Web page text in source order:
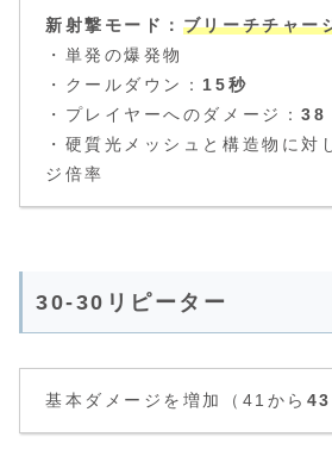
新射撃モード： ブリーチチャー
・単発の爆発物
・クールダウン： 15秒
・プレイヤーへのダメージ：38
・硬質光メッシュと構造物に対
ジ倍率
30-30リピーター
基本ダメージを増加（41から 43